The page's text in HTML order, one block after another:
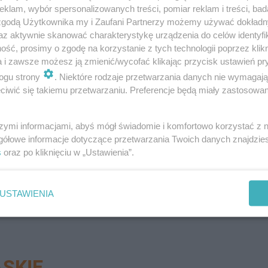
z orzeczeniami.
swoich rówieśników. Mogą zobaczyć jak to trudno
nie ma, nie ma zrozumienia. Te lekcje właśnie
jak te dzieci funkcjonują - dodaje wicedyrektor
Foundation, który poprzez edukację
osobami niepełnosprawnymi.
A może chcesz poinformować o trudnej
do nas na:
wybór spersonalizowanych treści, pomiar reklam i treści,
Użytkownika my i Zaufani Partnerzy możemy używać
aktywnie skanować charakterystykę urządzenia do celów
prosimy o zgodę na korzystanie z tych technologii poprzez
i zawsze możesz ją zmienić/wycofać klikając przycisk ustawień
strony
. Niektóre rodzaje przetwarzania danych nie
się takiemu przetwarzaniu. Preferencje będą miały
informacjami, abyś mógł świadomie i komfortowo korzystać z
informacje dotyczące przetwarzania Twoich danych
oraz po kliknięciu w „Ustawienia”.
USTAWIENIA